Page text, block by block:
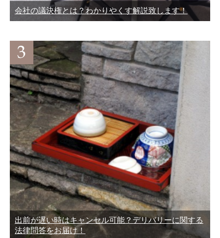
会社の議決権とは？わかりやくす解説致します！
出前が遅い時はキャンセル可能？デリバリーに関する
法律問答をお届け！